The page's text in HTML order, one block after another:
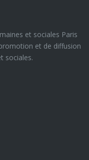
et sociales Paris
et de diffusion
sociales.